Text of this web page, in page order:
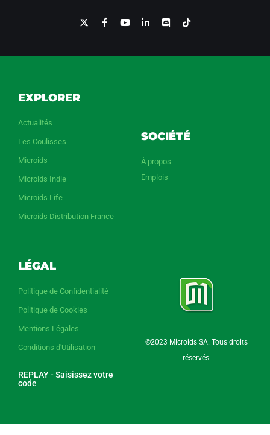
EXPLORER
Actualités
Les Coulisses
Microids
Microids Indie
Microids Life
Microids Distribution France
SOCIÉTÉ
À propos
Emplois
LÉGAL
Politique de Confidentialité
Politique de Cookies
Mentions Légales
Conditions d'Utilisation
REPLAY - Saisissez votre
code
©2023 Microids SA. Tous droits
réservés.